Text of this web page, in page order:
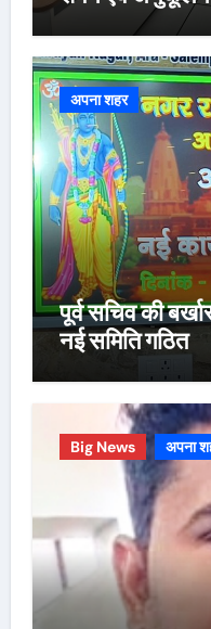
अपना शहर
पूर्व सचिव की
नई समिति गठित
Big News अपना